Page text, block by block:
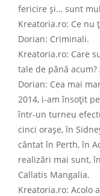
fericire și… sunt
Kreatoria.ro: Ce nu
Dorian: Criminali.
Kreatoria.ro: Care
tale de până
Dorian: Cea mai
2014, i-am însoțit
într-un turneu
cinci orașe, în
cântat în Perth, în
realizări mai sunt,
Callatis Mangalia.
Kreatoria.ro: Acolo